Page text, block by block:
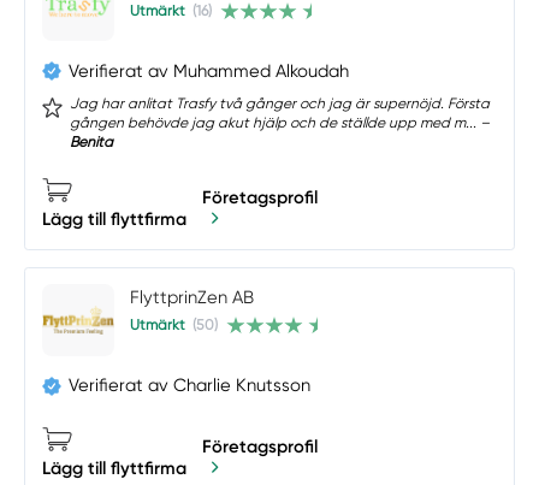
Utmärkt (16)
Verifierat av Muhammed Alkoudah
Jag har anlitat Trasfy två gånger och jag är supernöjd. Första
gången behövde jag akut hjälp och de ställde upp med m... –
Benita
Lägg till flyttfirma
Företagsprofil
FlyttprinZen AB
Utmärkt (50)
Verifierat av Charlie Knutsson
Lägg till flyttfirma
Företagsprofil